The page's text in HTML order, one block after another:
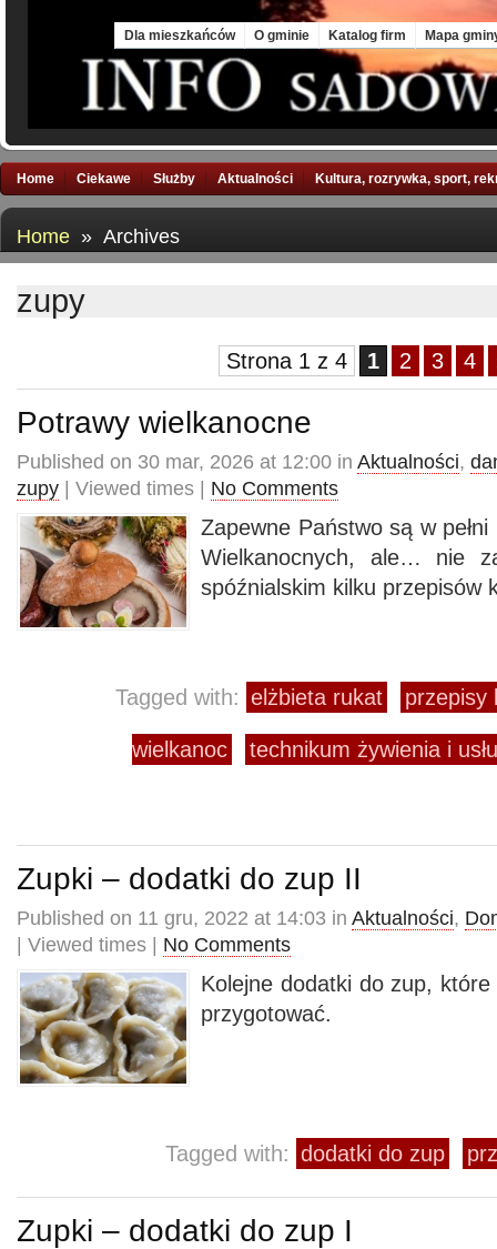
Dla mieszkańców O gminie Katalog firm Mapa
Home Ciekawe Służby Aktualności Kultura, rozrywka, sport,
Home » Archives
zupy
Strona 1 z 4 1 2 3 4
Potrawy wielkanocne
Published on 30 mar, 2026 at 12:00 in Aktualności,
zupy | Viewed times | No Comments
Zapewne Państwo są w
Wielkanocnych, ale… nie
spóźnialskim kilku przepisów
Tagged with: elżbieta rukat przepisy
wielkanoc technikum żywienia i
Zupki – dodatki do zup II
Published on 11 gru, 2022 at 14:03 in Aktualności,
| Viewed times | No Comments
Kolejne dodatki do zup,
przygotować.
Tagged with: dodatki do zup
Zupki – dodatki do zup I